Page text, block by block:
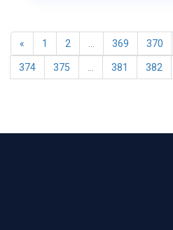
« 1 2 369 370
374 375 381 382